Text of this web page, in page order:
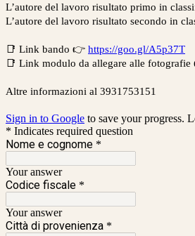
L’autore del lavoro risultato primo in
L’autore del lavoro risultato secondo in
📑 Link bando 👉 https://goo.gl/A5p37T
📑 Link modulo da allegare alle
Altre informazioni al 3931753151
Sign in to Google to save your progress.
* Indicates required question
Nome e cognome *
Your answer
Codice fiscale *
Your answer
Città di provenienza *